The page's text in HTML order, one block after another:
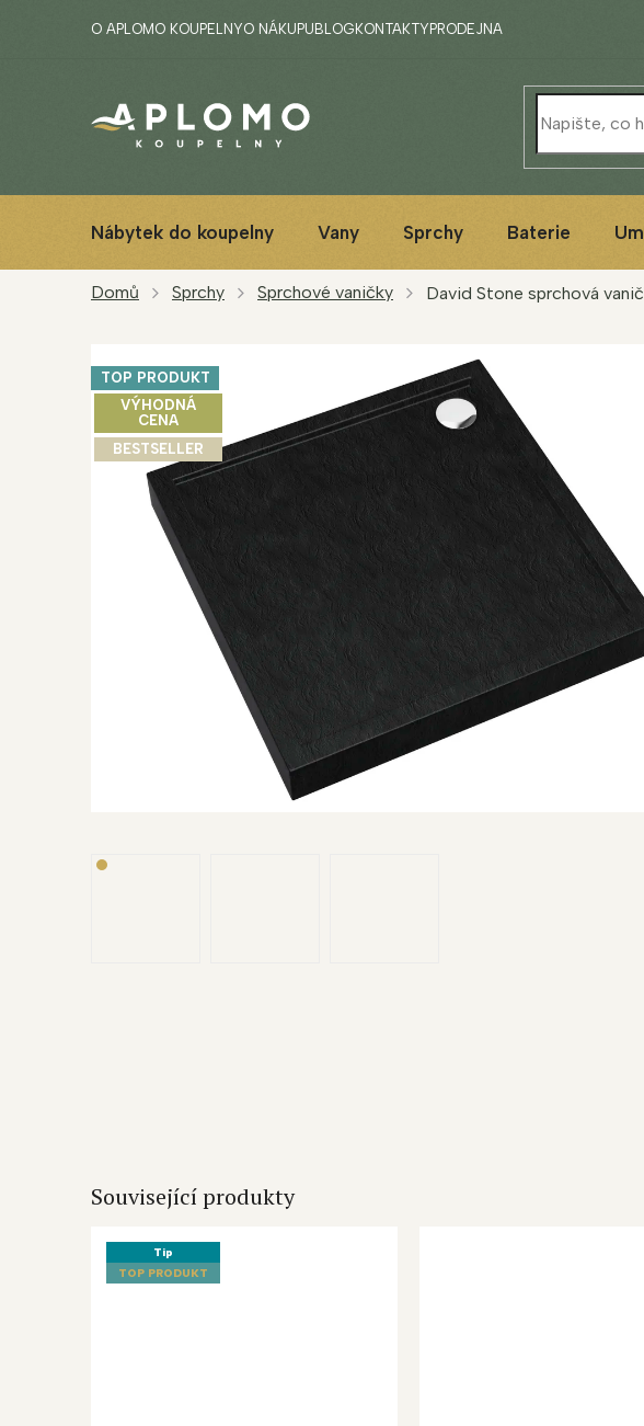
O APLOMO KOUPELNYO NÁKUPU BLOG KONTAKTY PRODEJNA
Nábytek do koupelny Vany Sprchy Baterie
Domů Sprchy Sprchové vaničky David Stone sprchová
TOP PRODUKT
VÝHODNÁ
CENA
BESTSELLER
Související produkty
Tip
TOP PRODUKT